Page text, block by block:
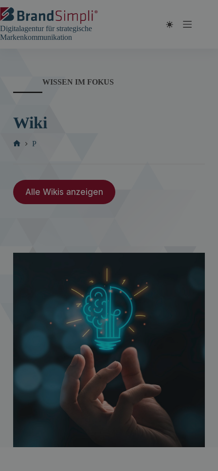
Inhalt
springen
Digitalagentur für strategische
Markenkommunikation
WISSEN IM FOKUS
Wiki
P
Alle Wikis anzeigen